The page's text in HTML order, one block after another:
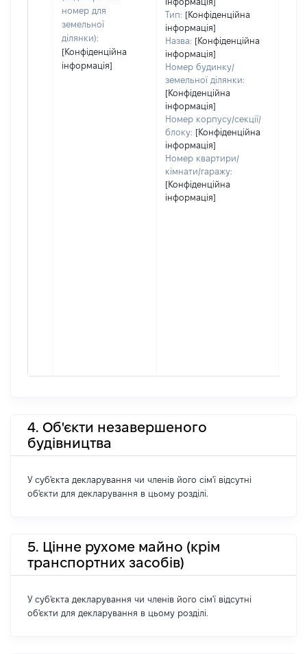
номер для
земельної
ділянки):
[Конфіденційна
інформація]
Тип: [Конфіденційна
інформація]
Назва: [Конфіденційна
інформація]
Номер будинку/
земельної ділянки:
[Конфіденційна
інформація]
Номер корпусу/секції/
блоку: [Конфіденційна
інформація]
Номер квартири/
кімнати/гаражу:
[Конфіденційна
інформація]
4. Об'єкти незавершеного
будівництва
У суб'єкта декларування чи членів його сім'ї відсутні
об'єкти для декларування в цьому розділі.
5. Цінне рухоме майно (крім
транспортних засобів)
У суб'єкта декларування чи членів його сім'ї відсутні
об'єкти для декларування в цьому розділі.